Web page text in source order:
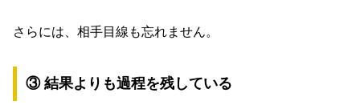
さらには、相手目線も忘れません。
③ 結果よりも過程を残している